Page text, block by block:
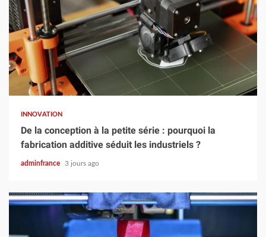
8 min read
INNOVATION
De la conception à la petite série : pourquoi la
fabrication additive séduit les industriels ?
adminfrance 3 jours ago